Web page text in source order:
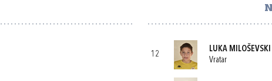
12
LUKA MILOŠEVSKI
Vratar